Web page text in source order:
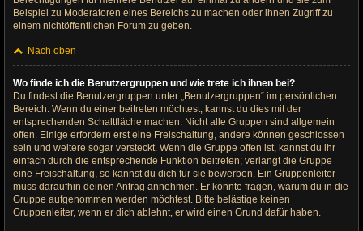
Beispiel zu Moderatoren eines Bereichs zu machen oder ihnen Zugriff zu
einem nichtöffentlichen Forum zu geben.
Nach oben
Wo finde ich die Benutzergruppen und wie trete ich ihnen bei?
Du findest die Benutzergruppen unter „Benutzergruppen“ im persönlichen
Bereich. Wenn du einer beitreten möchtest, kannst du dies mit der
entsprechenden Schaltfläche machen. Nicht alle Gruppen sind allgemein
offen. Einige erfordern erst eine Freischaltung, andere können geschlossen
sein und weitere sogar versteckt. Wenn die Gruppe offen ist, kannst du ihr
einfach durch die entsprechende Funktion beitreten; verlangt die Gruppe
eine Freischaltung, so kannst du dich für sie bewerben. Ein Gruppenleiter
muss daraufhin deinen Antrag annehmen. Er könnte fragen, warum du in die
Gruppe aufgenommen werden möchtest. Bitte belästige keinen
Gruppenleiter, wenn er dich ablehnt, er wird einen Grund dafür haben.